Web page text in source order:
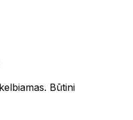
Būtini